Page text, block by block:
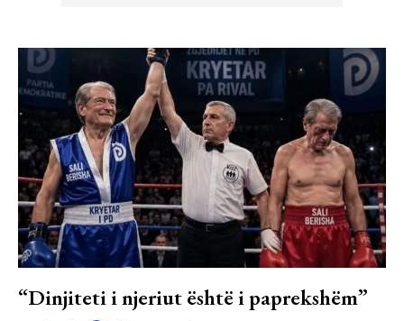
“Dinjiteti i njeriut është i paprekshëm”